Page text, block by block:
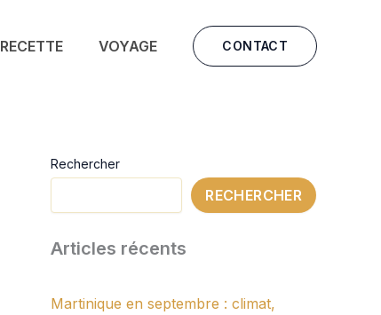
RECETTE VOYAGE CONTACT
Rechercher
RECHERCHER
Articles récents
Martinique en septembre : climat,